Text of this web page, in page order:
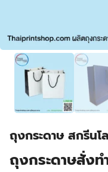
ถุงกระดาษ สกรีนโ
ถุงกระดาษสั่งท